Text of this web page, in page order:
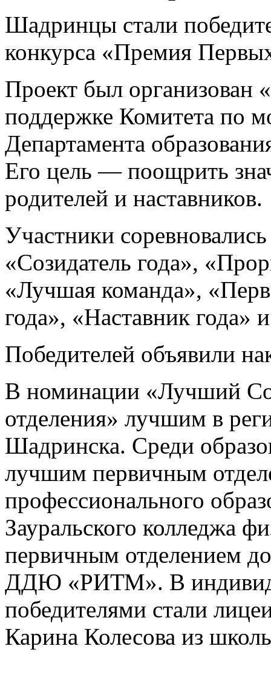
Шадринцы стали
конкурса «Премия
Проект был
поддержке Комитета по
Департамента
Его цель — поощрить
родителей и наставников.
Участники
«Созидатель года»,
«Лучшая команда»,
года», «Наставник года»
Победителей объявили
В номинации «Лучший
отделения» лучшим в
Шадринска. Среди
лучшим первичным
профессионального
Зауральского колледжа
первичным отделением
ДДЮ «РИТМ». В
победителями стали
Карина Колесова из